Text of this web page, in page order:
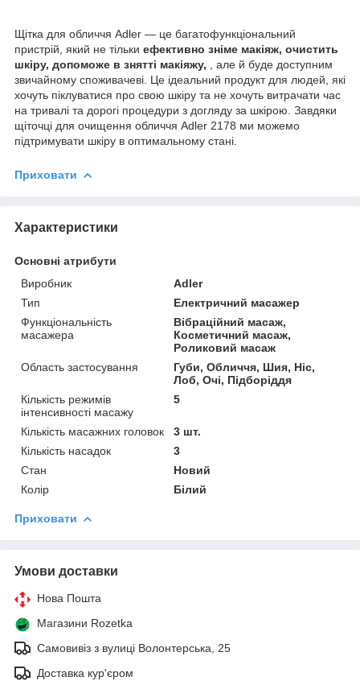
Щітка для обличчя Adler — це багатофункціональний
пристрій, який не тільки ефективно зніме макіяж, очистить
шкіру, допоможе в знятті макіяжу, , але й буде доступним
звичайному споживачеві. Це ідеальний продукт для людей, які
хочуть піклуватися про свою шкіру та не хочуть витрачати час
на тривалі та дорогі процедури з догляду за шкірою. Завдяки
щіточці для очищення обличчя Adler 2178 ми можемо
підтримувати шкіру в оптимальному стані.
Приховати
Характеристики
Основні атрибути
Виробник
Adler
Тип
Електричний масажер
Функціональність
масажера
Вібраційний масаж,
Косметичний масаж,
Роликовий масаж
Область застосування
Губи, Обличчя, Шия, Ніс,
Лоб, Очі, Підборіддя
Кількість режимів
інтенсивності масажу
5
Кількість масажних головок
3 шт.
Кількість насадок
3
Стан
Новий
Колір
Білий
Приховати
Умови доставки
Нова Пошта
Магазини Rozetka
Самовивіз з вулиці Волонтерська, 25
Доставка кур'єром